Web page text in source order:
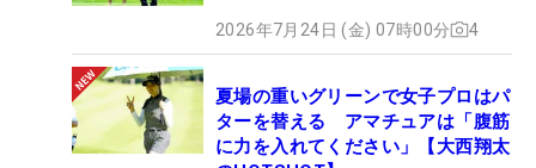
2026年7月24日 (金) 07時00分 4
夏場の重いグリーンで女子プロはパ
ターを替える アマチュアは「腹筋
に力を入れてください」【大西翔太